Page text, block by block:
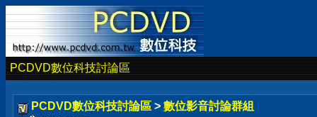
PCDVD數位科技討論區
PCDVD數位科技討論區 > 數位影音討論群組